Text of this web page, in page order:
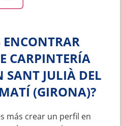
ENCONTRAR
CARPINTERÍA
SANT JULIÀ DEL
(GIRONA)?
más crear un perfil en